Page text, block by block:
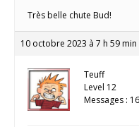
Très belle chute Bud!
10 octobre 2023 à 7 h 59 min
Teuff
Level 12
Messages :